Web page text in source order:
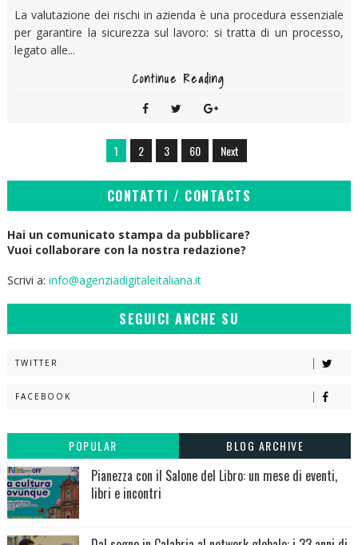
La valutazione dei rischi in azienda è una procedura essenziale
per garantire la sicurezza sul lavoro: si tratta di un processo,
legato alle...
Continue Reading
1 2 3 60 Next
CONTATTI / CONTACTS
Hai un comunicato stampa da pubblicare?
Vuoi collaborare con la nostra redazione?
Scrivi a: info@agenziadigitaleitaliana.it
SEGUICI ANCHE SU
TWITTER
FACEBOOK
POPULAR BLOG ARCHIVE
Pianezza con il Salone del Libro: un mese di eventi,
libri e incontri